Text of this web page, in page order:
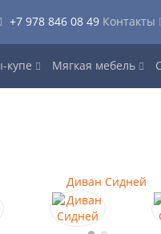
+7 978 846 08 49 Контакты
купе Мягкая мебель